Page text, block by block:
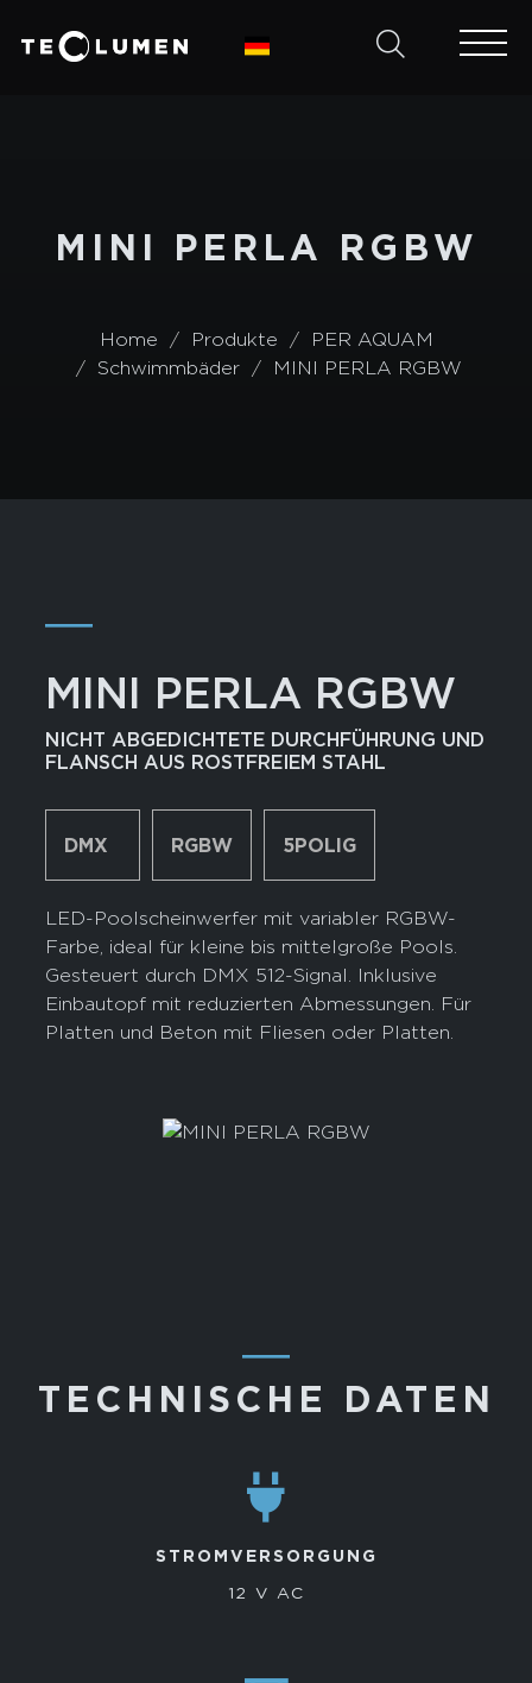
MINI PERLA RGBW
Home Produkte
PER AQUAM
Schwimmbäder
MINI PERLA RGBW
―
MINI PERLA RGBW
NICHT ABGEDICHTETE DURCHFÜHRUNG UND
FLANSCH AUS ROSTFREIEM STAHL
DMX RGBW 5POLIG
LED-Poolscheinwerfer mit variabler RGBW-
Farbe, ideal für kleine bis mittelgroße Pools.
Gesteuert durch DMX 512-Signal. Inklusive
Einbautopf mit reduzierten Abmessungen. Für
Platten und Beton mit Fliesen oder Platten.
―
TECHNISCHE DATEN
STROMVERSORGUNG
12 V AC